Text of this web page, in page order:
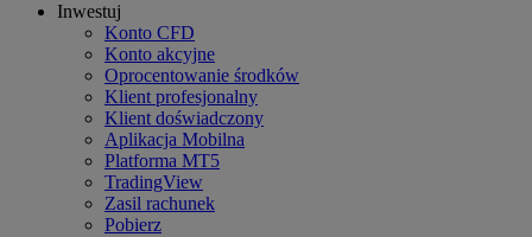
Inwestuj
Konto CFD
Konto akcyjne
Oprocentowanie środków
Klient profesjonalny
Klient doświadczony
Aplikacja Mobilna
Platforma MT5
TradingView
Zasil rachunek
Pobierz